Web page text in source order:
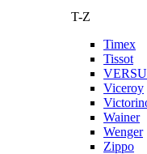
T-Z
Timex
Tissot
Viceroy
Wainer
Wenger
Zippo